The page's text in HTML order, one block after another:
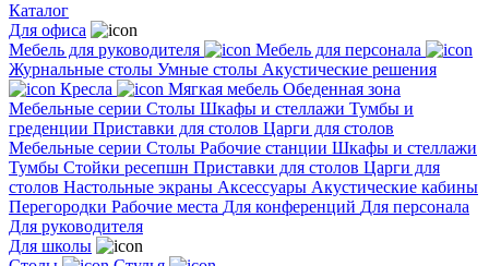
Каталог
Для офиса
Мебель для руководителя
Мебель для персонала
Журнальные столы Умные столы Акустические решения
Кресла
Мягкая мебель Обеденная зона
Мебельные серии Столы Шкафы и стеллажи Тумбы и
греденции Приставки для столов Царги для столов
Мебельные серии Столы Рабочие станции Шкафы и стеллажи
Тумбы Стойки ресепшн Приставки для столов Царги для
столов Настольные экраны Аксессуары Акустические кабины
Перегородки Рабочие места Для конференций Для персонала
Для руководителя
Для школы